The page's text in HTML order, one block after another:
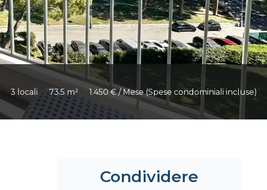
3 locali 73.5 m² 1.450 € / Mese (Spese condominiali incluse)
Condividere